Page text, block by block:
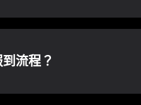
流程？